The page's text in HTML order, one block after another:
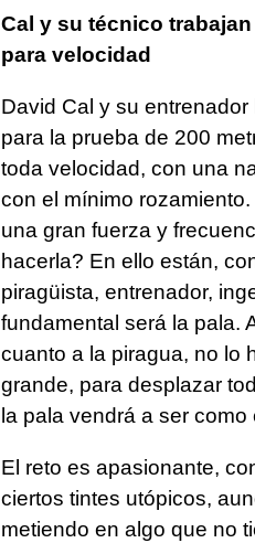
Cal y su técnico
para velocidad
David Cal y su
para la prueba de 200
toda velocidad, con una
con el mínimo
una gran fuerza y
hacerla? En ello están,
piragüista, entrenador,
fundamental será la pala.
cuanto a la piragua, no lo
grande, para desplazar
la pala vendrá a ser
El reto es apasionante,
ciertos tintes utópicos,
metiendo en algo que no